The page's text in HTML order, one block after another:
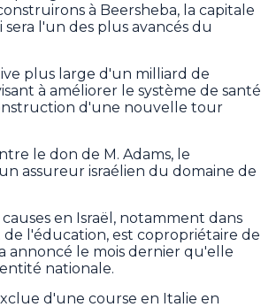
à Beersheba, la capitale
l'un des plus avancés du
plus large d'un milliard de
à améliorer le système de santé
d'une nouvelle tour
le don de M. Adams, le
assureur israélien du domaine de
en Israël, notamment dans
de l'éducation, est copropriétaire de
annoncé le mois dernier qu'elle
nationale.
d'une course en Italie en